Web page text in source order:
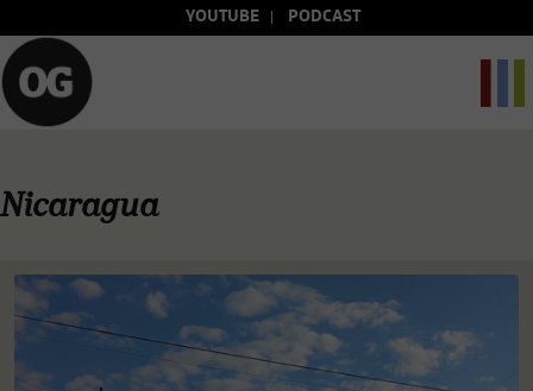
YOUTUBE PODCAST
Nicaragua